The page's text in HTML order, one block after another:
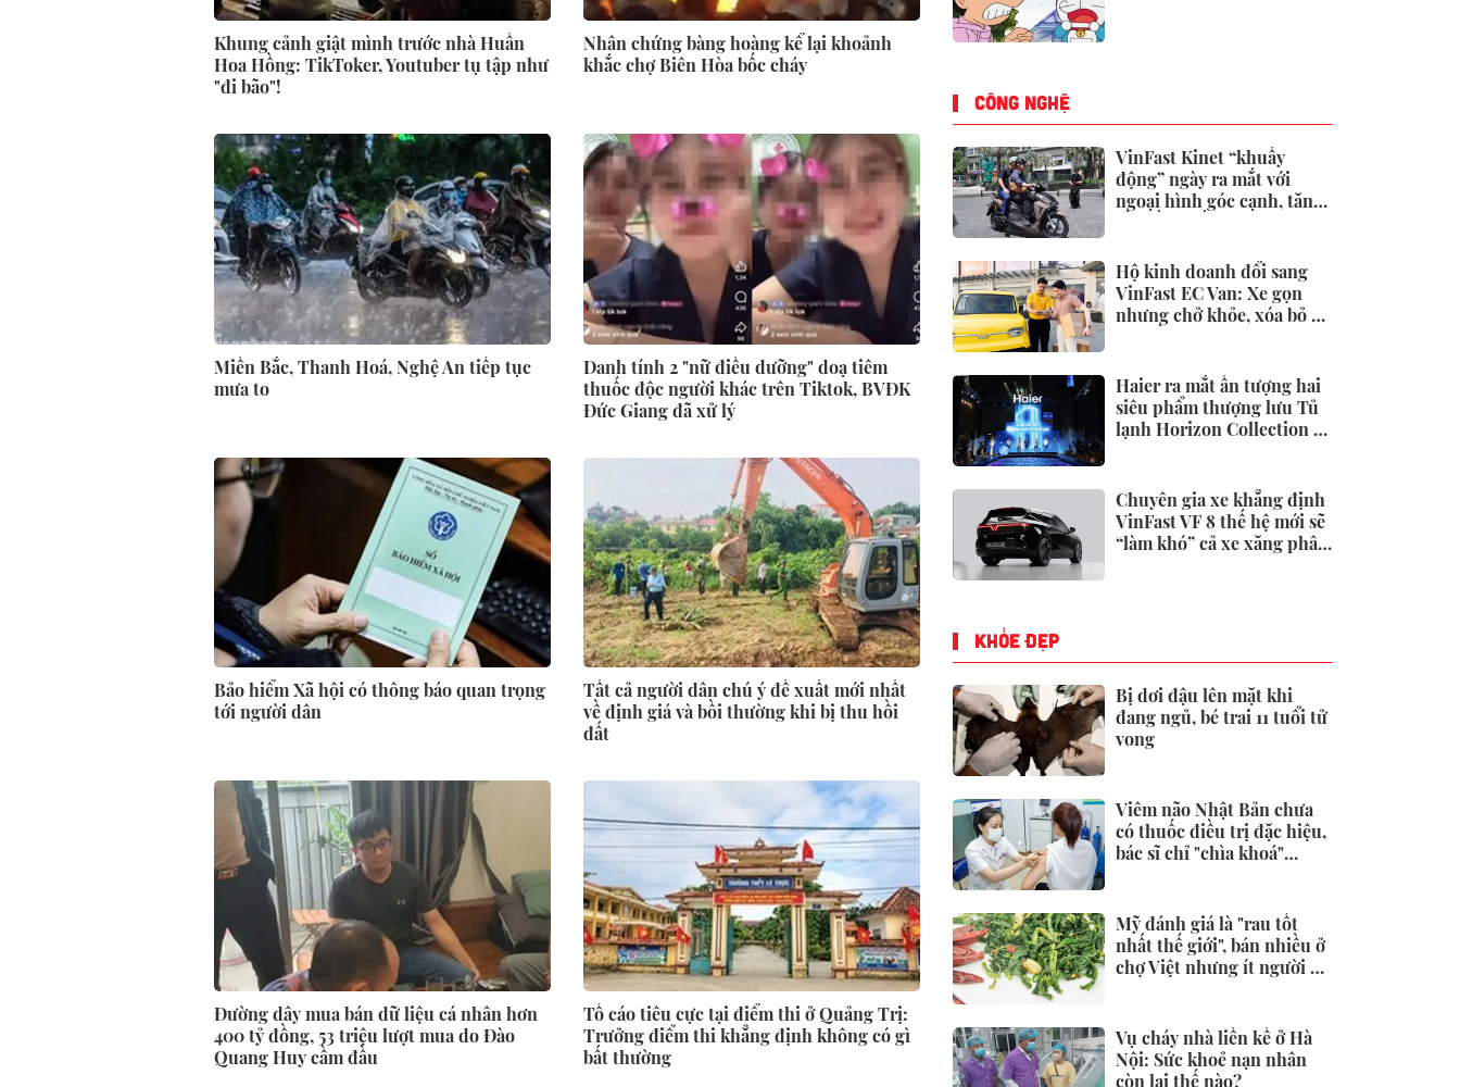
Khung cảnh giật mình trước nhà Huấn
Hoa Hồng: TikToker, Youtuber tụ tập như
"đi bão"!
Nhân chứng bàng hoàng kể lại khoảnh
khắc chợ Biên Hòa bốc cháy
Miền Bắc, Thanh Hoá, Nghệ An tiếp tục
mưa to
Danh tính 2 "nữ điều dưỡng" doạ tiêm
thuốc độc người khác trên Tiktok, BVĐK
Đức Giang đã xử lý
Bảo hiểm Xã hội có thông báo quan trọng
tới người dân
Tất cả người dân chú ý đề xuất mới nhất
về định giá và bồi thường khi bị thu hồi
đất
Đường dây mua bán dữ liệu cá nhân hơn
400 tỷ đồng, 53 triệu lượt mua do Đào
Quang Huy cầm đầu
Tố cáo tiêu cực tại điểm thi ở Quảng Trị:
Trưởng điểm thi khẳng định không có gì
bất thường
CÔNG NGHỆ
VinFast Kinet “khuấy
động” ngày ra mắt với
ngoại hình góc cạnh, tăng
Hộ kinh doanh đổi sang
VinFast EC Van: Xe gọn
nhưng chở khỏe, xóa bỏ áp
Haier ra mắt ấn tượng hai
siêu phẩm thượng lưu Tủ
lạnh Horizon Collection và
Chuyên gia xe khẳng định
VinFast VF 8 thế hệ mới sẽ
“làm khó” cả xe xăng phân
KHỎE ĐẸP
Bị dơi đậu lên mặt khi
đang ngủ, bé trai 11 tuổi tử
vong
Viêm não Nhật Bản chưa
có thuốc điều trị đặc hiệu,
bác sĩ chỉ "chìa khoá"
Mỹ đánh giá là "rau tốt
nhất thế giới", bán nhiều ở
chợ Việt nhưng ít người để
Vụ cháy nhà liền kề ở Hà
Nội: Sức khoẻ nạn nhân
còn lại thế nào?